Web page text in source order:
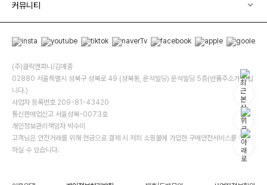
커뮤니티
(주)클릭앤퍼니/김예중
02880 서울특별시 성북구 성북로 49 (성북동, 운석빌딩) 운석빌딩 5층(반품주소가 아닙
니다.)
사업자 등록번호 209-81-43420
통신판매업신고 서울성북-0073호
개인정보관리책임자 박수미
고객님은 안전거래를 위해 현금으로 결제 시 저희 소핑몰에 가입한 구매안전서비스를 이용
하실 수 있습니다.